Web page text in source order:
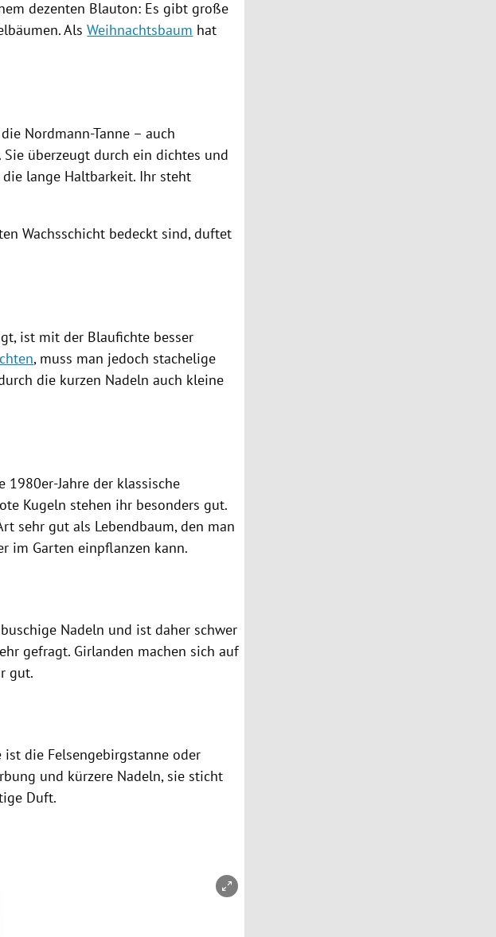
dezenten Blauton: Es gibt große
. AlsWeihnachtsbaum hat
Nordmann-Tanne – auch
Sie überzeugt durch ein dichtes und
lange Haltbarkeit. Ihr steht
Wachsschicht bedeckt sind, duftet
ist mit der Blaufichte besser
, muss man jedoch stachelige
die kurzen Nadeln auch kleine
Jahre der klassische
Kugeln stehen ihr besonders gut.
sehr gut als Lebendbaum, den man
im Garten einpflanzen kann.
Nadeln und ist daher schwer
gefragt. Girlanden machen sich auf
gut.
die Felsengebirgstanne oder
und kürzere Nadeln, sie sticht
Duft.